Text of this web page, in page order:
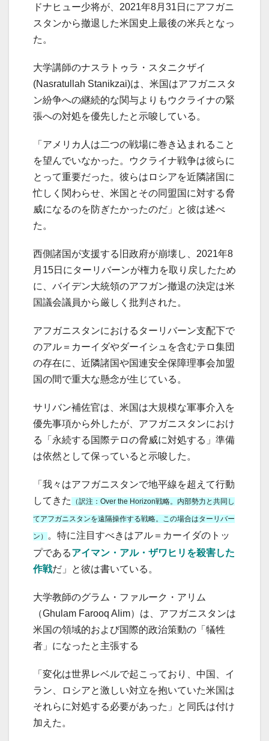
ドナヒュー少将が、2021年8月31日にアフガニ
スタンから撤退した米国史上最後の米兵となっ
た。
大学講師のナスラトゥラ・スタニクザイ
(Nasratullah Stanikzai)は、米国はアフガニスタ
ン紛争への継続的な関与よりもウクライナの緊
張への対処を優先したと示唆している。
「アメリカ人は二つの戦場に巻き込まれること
を望んでいなかった。ウクライナ戦争は彼らに
とって重要だった。彼らはロシアを近隣諸国に
忙しく関わらせ、米国とその同盟国に対する脅
威になるのを防ぎたかったのだ」と彼は述べ
た。
西側諸国が支援する旧政府が崩壊し、2021年8
月15日にターリバーンが権力を取り戻したため
に、バイデン大統領のアフガン撤退の決定は米
国議会議員から厳しく批判された。
アフガニスタンにおけるターリバーン支配下で
のアル＝カーイダやダーイシュを含むテロ集団
の存在に、近隣諸国や国連安全保障理事会加盟
国の間で重大な懸念が生じている。
サリバン補佐官は、米国は大規模な軍事介入を
優先事項から外したが、アフガニスタンにおけ
る「永続する国際テロの脅威に対処する」準備
は依然として保っていると示唆した。
「我々はアフガニスタンで地平線を超えて行動
してきた
（訳注：Over the Horizon戦略。内部勢力と共同し
てアフガニスタンを遠隔操作する戦略。この場合はターリバー
ン）
。特に注目すべきはアル＝カーイダのトッ
プであるアイマン・アル・ザワヒリを殺害した
作戦だ」と彼は書いている。
大学教師のグラム・ファルーク・アリム
（Ghulam Farooq Alim）は、アフガニスタンは
米国の領域的および国際的政治策動の「犠牲
者」になったと主張する
「変化は世界レベルで起こっており、中国、イ
ラン、ロシアと激しい対立を抱いていた米国は
それらに対処する必要があった」と同氏は付け
加えた。